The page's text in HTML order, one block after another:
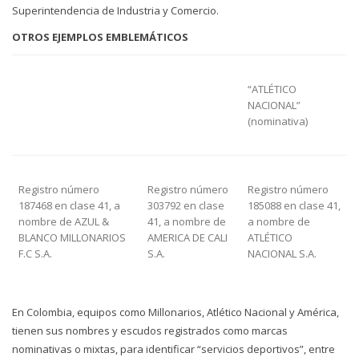
Superintendencia de Industria y Comercio.
OTROS EJEMPLOS EMBLEMÁTICOS
“ATLÉTICO
NACIONAL”
(nominativa)
Registro número
187468 en clase 41, a
nombre de AZUL &
BLANCO MILLONARIOS
F.C S.A.
Registro número
303792 en clase
41, a nombre de
AMERICA DE CALI
S.A.
Registro número
185088 en clase 41,
a nombre de
ATLÉTICO
NACIONAL S.A.
En Colombia, equipos como Millonarios, Atlético Nacional y América,
tienen sus nombres y escudos registrados como marcas
nominativas o mixtas, para identificar “servicios deportivos”, entre